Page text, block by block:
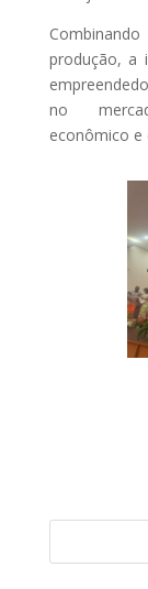
produção, a
no
econômico e